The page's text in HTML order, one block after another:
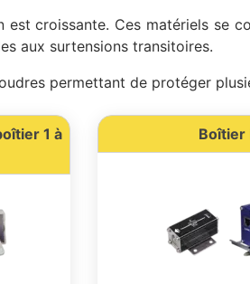
croissante. Ces matériels se
aux surtensions transitoires.
permettant de protéger
1 à
Boîtier